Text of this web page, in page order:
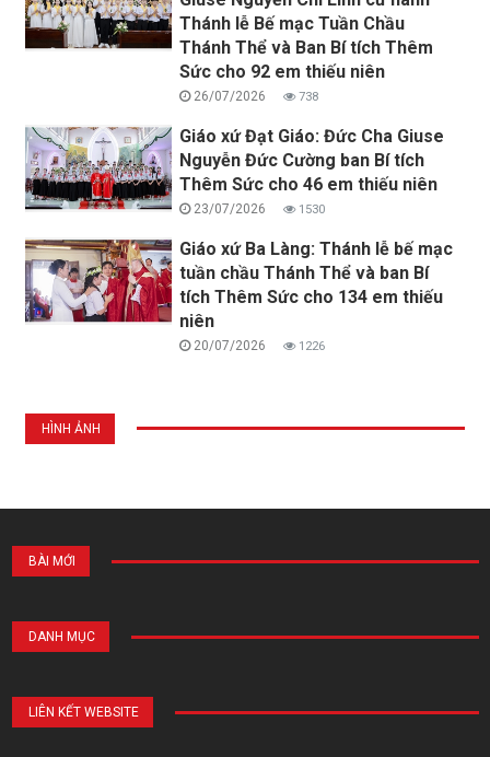
Thánh lễ Bế mạc Tuần Chầu
Thánh Thể và Ban Bí tích Thêm
Sức cho 92 em thiếu niên
26/07/2026 738
Giáo xứ Đạt Giáo: Đức Cha Giuse
Nguyễn Đức Cường ban Bí tích
Thêm Sức cho 46 em thiếu niên
23/07/2026 1530
Giáo xứ Ba Làng: Thánh lễ bế mạc
tuần chầu Thánh Thể và ban Bí
tích Thêm Sức cho 134 em thiếu
niên
20/07/2026 1226
HÌNH ẢNH
BÀI MỚI
DANH MỤC
LIÊN KẾT WEBSITE